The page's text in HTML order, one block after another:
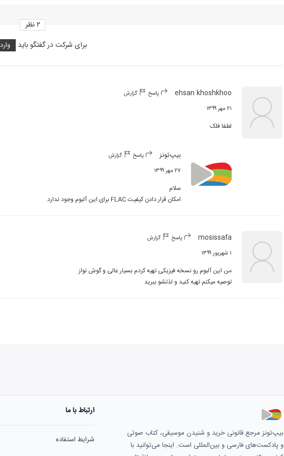
برای شرکت در گفتگو باید
۲نظر
ehsan khoshkhoo پاسخ گزارش
۲۱ مهر ۱۳۹۹
لطفا فلک
بیپ‌تونز پاسخ گزارش
۲۷ مهر ۱۳۹۹
امکان قرار دادن کیفیت FLAC برای این آلبوم وجود ندارد.
mosissafa پاسخ گزارش
۱ شهریور ۱۳۹۹
توصیه میکنم تهیه کنید و لذتشو ببرید
بیپ‌تونز مرجع قانونی خرید و شنیدن موسیقی، کتاب صوتی
و پادکست‌های فارسی و بین‌المللی است. اینجا می‌توانید با
ارتباط با ما
شرایط استفاده